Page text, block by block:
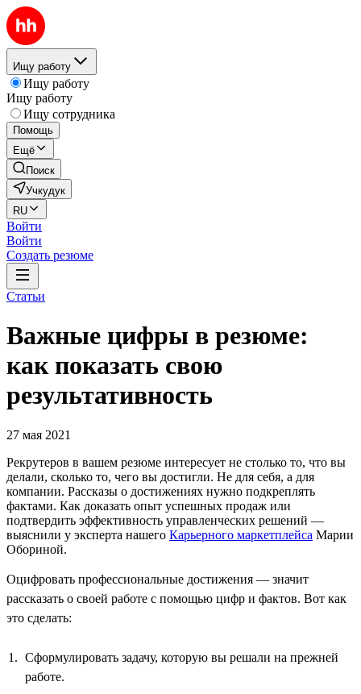
Ищу работу
Ищу работу
Ищу работу
Ищу сотрудника
Помощь
Ещё
Поиск
Учкудук
RU
Войти
Войти
Создать резюме
Статьи
Важные цифры в резюме:
как показать свою
результативность
27 мая 2021
Рекрутеров в вашем резюме интересует не столько то, что вы
делали, сколько то, чего вы достигли. Не для себя, а для
компании. Рассказы о достижениях нужно подкреплять
фактами. Как доказать опыт успешных продаж или
подтвердить эффективность управленческих решений —
выяснили у эксперта нашего Карьерного маркетплейса Марии
Обориной.
Оцифровать профессиональные достижения — значит
рассказать о своей работе с помощью цифр и фактов. Вот как
это сделать:
Сформулировать задачу, которую вы решали на прежней
работе.